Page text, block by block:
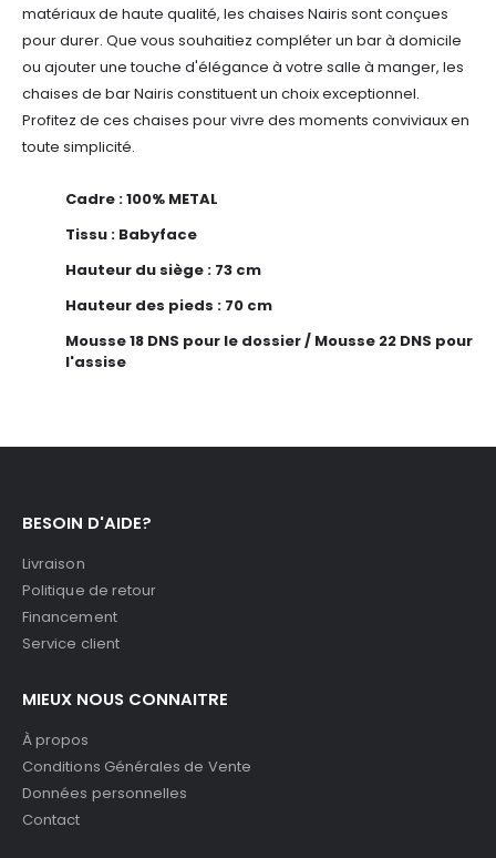
matériaux de haute qualité, les chaises Nairis sont conçues
pour durer. Que vous souhaitiez compléter un bar à domicile
ou ajouter une touche d'élégance à votre salle à manger, les
chaises de bar Nairis constituent un choix exceptionnel.
Profitez de ces chaises pour vivre des moments conviviaux en
toute simplicité.
Cadre : 100% METAL
Tissu : Babyface
Hauteur du siège : 73 cm
Hauteur des pieds : 70 cm
Mousse 18 DNS pour le dossier / Mousse 22 DNS pour
l'assise
BESOIN D'AIDE?
Livraison
Politique de retour
Financement
Service client
MIEUX NOUS CONNAITRE
À propos
Conditions Générales de Vente
Données personnelles
Contact